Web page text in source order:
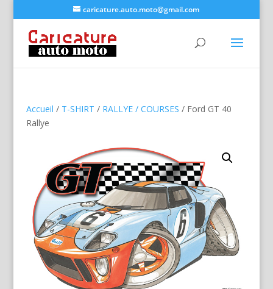
caricature.auto.moto@gmail.com
Accueil / T-SHIRT / RALLYE / COURSES / Ford GT 40
Rallye